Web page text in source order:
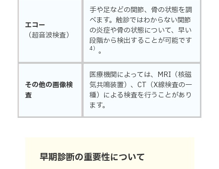
エコー
（超音波検査）
手や足などの関節、骨の状態を調
べます。触診ではわからない関節
の炎症や骨の状態について、早い
段階から検出することが可能です
4） 。
その他の画像検
査
医療機関によっては、MRI（核磁
気共鳴装置）、CT（X線検査の一
種）による検査を行うことがあり
ます。
早期診断の重要性について